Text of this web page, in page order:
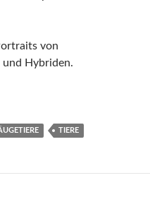
von
und Hybriden.
Jutta Person
TIERE